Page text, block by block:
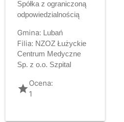
Spółka z ograniczoną
odpowiedzialnością
Gmina: Lubań
Filia: NZOZ Łużyckie
Centrum Medyczne
Sp. z o.o. Szpital
gradeOcena:
1